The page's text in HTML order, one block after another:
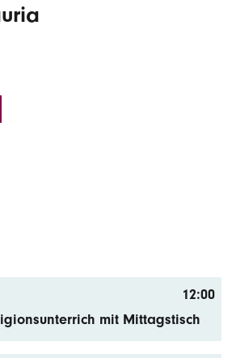
12:00
mit Mittagstisch